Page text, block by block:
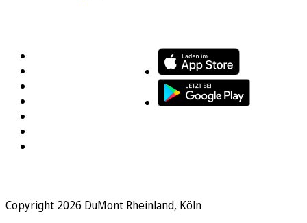
Copyright 2026 DuMont Rheinland, Köln